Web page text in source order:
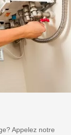
Appelez notre